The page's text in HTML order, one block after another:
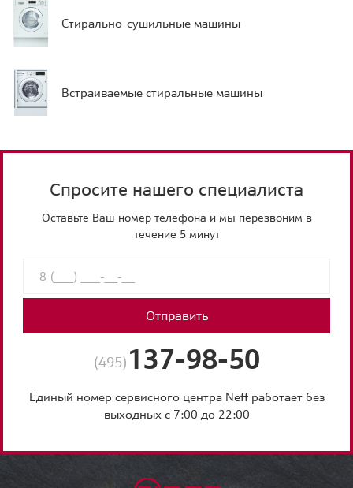
Стирально-сушильные машины
Встраиваемые стиральные машины
Спросите нашего специалиста
Оставьте Ваш номер телефона и мы перезвоним в
течение 5 минут
Отправить
(495) 137-98-50
Единый номер сервисного центра Neff работает без
выходных с 7:00 до 22:00